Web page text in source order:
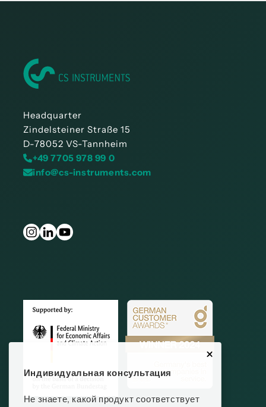
Индивидуальная консультация
Не знаете, какой продукт соответствует
Headquarter
Zindelsteiner Straße 15
D-78052 VS-Tannheim
+49 7705 978 99 0
info@cs-instruments.com